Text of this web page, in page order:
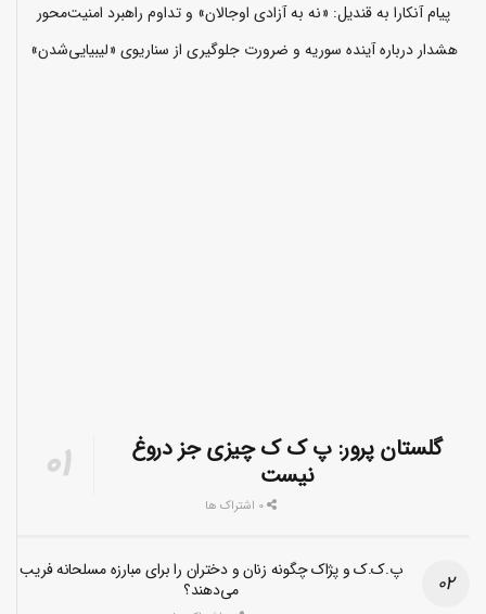
پیام آنکارا به قندیل: «نه به آزادی اوجالان» و تداوم راهبرد امنیت‌محور
هشدار درباره آینده سوریه و ضرورت جلوگیری از سناریوی «لیبیایی‌شدن»
گلستان پرور: پ ک ک چیزی جز دروغ
نیست
پ.ک.ک و پژاک چگونه زنان و دختران را برای مبارزه مسلحانه فریب
می‌دهند؟